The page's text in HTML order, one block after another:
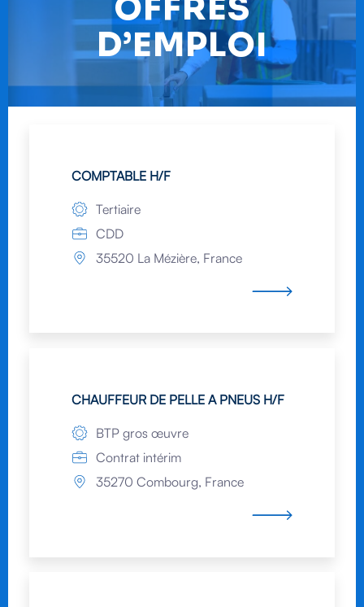
OFFRES
D’EMPLOI
COMPTABLE H/F
Tertiaire
CDD
35520 La Mézière, France
CHAUFFEUR DE PELLE A PNEUS H/F
BTP gros œuvre
Contrat intérim
35270 Combourg, France